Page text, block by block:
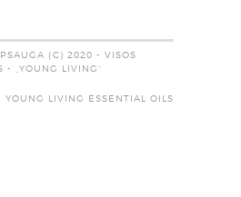
(C) 2020 - VISOS
- „YOUNG LIVING“
YOUNG LIVING ESSENTIAL OILS